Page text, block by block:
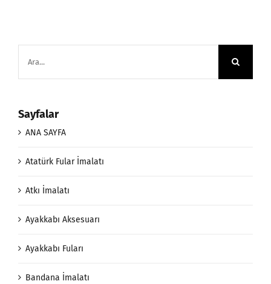
Sayfalar
ANA SAYFA
Atatürk Fular İmalatı
Atkı İmalatı
Ayakkabı Aksesuarı
Ayakkabı Fuları
Bandana İmalatı